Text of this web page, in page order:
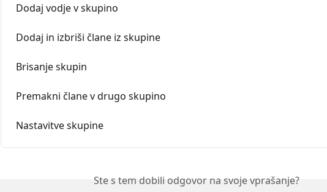
Dodaj vodje v skupino
Dodaj in izbriši člane iz skupine
Brisanje skupin
Premakni člane v drugo skupino
Nastavitve skupine
Ste s tem dobili odgovor na svoje vprašanje?